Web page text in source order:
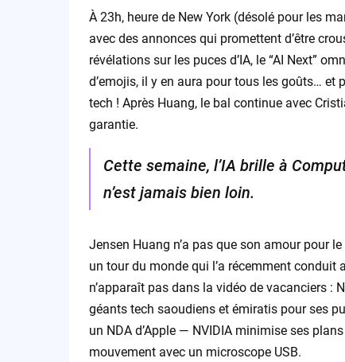
À 23h, heure de New York (désolé pour les
avec des annonces qui promettent d’être
révélations sur les puces d’IA, le “AI Next”
d’emojis, il y en aura pour tous les goûts… et
tech ! Après Huang, le bal continue avec
garantie.
Cette semaine, l’IA brille à
n’est jamais bien loin.
Jensen Huang n’a pas que son amour pour
un tour du monde qui l’a récemment
n’apparaît pas dans la vidéo de vacanciers :
géants tech saoudiens et émiratis pour ses
un NDA d’Apple — NVIDIA minimise ses
mouvement avec un microscope USB.